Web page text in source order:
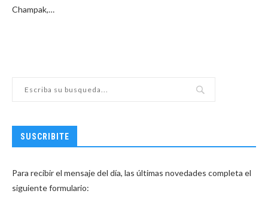
Champak,…
SUSCRIBITE
Para recibir el mensaje del día, las últimas novedades completa el
siguiente formulario: